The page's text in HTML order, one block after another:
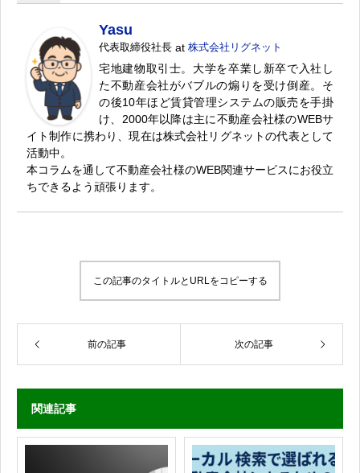
Yasu
代表取締役社長 at 株式会社リグネット
宅地建物取引士。大学を卒業し新卒で入社し
た不動産会社がバブルの煽りを受け倒産。そ
の後10年ほど賃貸管理システムの販売を手掛
け、2000年以降は主に不動産会社様のWEBサ
イト制作に携わり、現在は株式会社リグネットの代表として
活動中。
本コラムを通して不動産会社様のWEB関連サービスにお役立
ちできるよう頑張ります。
この記事のタイトルとURLをコピーする
前の記事 次の記事
関連記事